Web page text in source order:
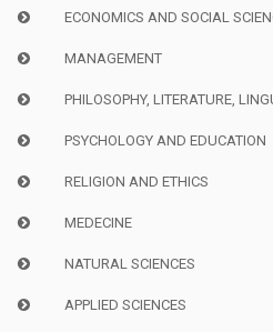
ECONOMICS AND SOCIAL
MANAGEMENT
PHILOSOPHY, LITERATURE,
PSYCHOLOGY AND EDUCATION
RELIGION AND ETHICS
MEDECINE
NATURAL SCIENCES
APPLIED SCIENCES